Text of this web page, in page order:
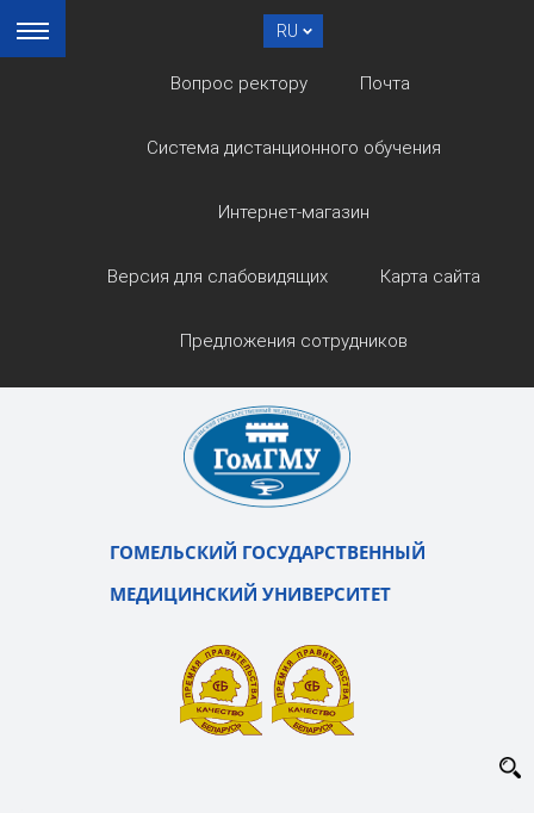
RU
Вопрос ректору Почта
Система дистанционного обучения
Интернет-магазин
Версия для слабовидящих Карта сайта
Предложения сотрудников
ГОМЕЛЬСКИЙ ГОСУДАРСТВЕННЫЙ
МЕДИЦИНСКИЙ УНИВЕРСИТЕТ